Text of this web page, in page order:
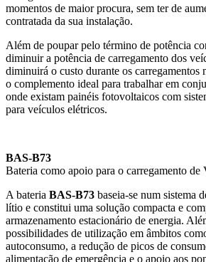
momentos de maior procura, sem ter de
contratada da sua instalação.
Além de poupar pelo término de potência
diminuir a potência de carregamento dos
diminuirá o custo durante os carregamentos
o complemento ideal para trabalhar em
onde existam painéis fotovoltaicos com
para veículos elétricos.
BAS-B73
Bateria como apoio para o carregamento de
A bateria BAS-B73 baseia-se num sistema
lítio e constitui uma solução compacta e
armazenamento estacionário de energia.
possibilidades de utilização em âmbitos
autoconsumo, a redução de picos de
alimentação de emergência e o apoio aos